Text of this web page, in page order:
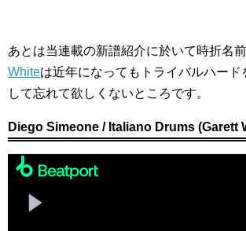
あとは当連載の新譜紹介に於いて時折名
Whiteは近年になってもトライバルハード
して忘れて欲しくないところです。
Diego Simeone / Italiano Drums (Garett